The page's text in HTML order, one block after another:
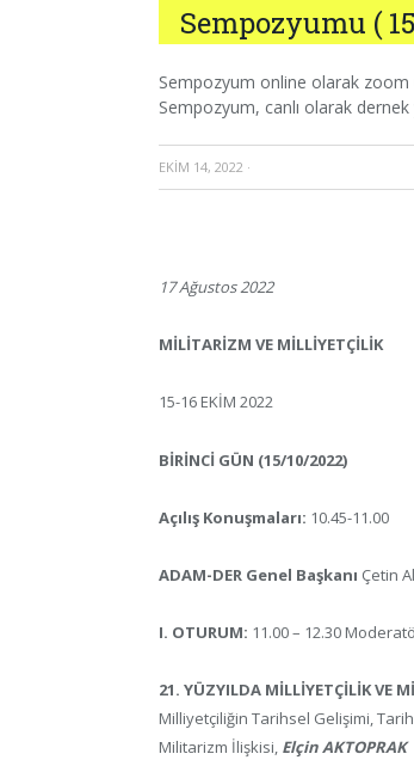
Sempozyumu (
Sempozyum online olarak zoom
Sempozyum, canlı olarak
EKIM 14, 2022 ·
17 Ağustos 2022
MİLİTARİZM VE MİLLİYETÇİLİK
15-16 EKİM 2022
BİRİNCİ GÜN (15/10/2022)
Açılış Konuşmaları: 10.45-11.00
ADAM-DER Genel Başkanı Çetin
I. OTURUM: 11.00 – 12.30
21. YÜZYILDA MİLLİYETÇİLİK VE
Milliyetçiliğin Tarihsel Gelişimi,
Militarizm İlişkisi, Elçin AKTOPRAK